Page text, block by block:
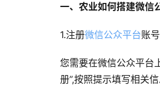
一、农业如何搭建微信
1.注册微信公众平台账号
您需要在微信公众平
册”,按照提示填写相关信